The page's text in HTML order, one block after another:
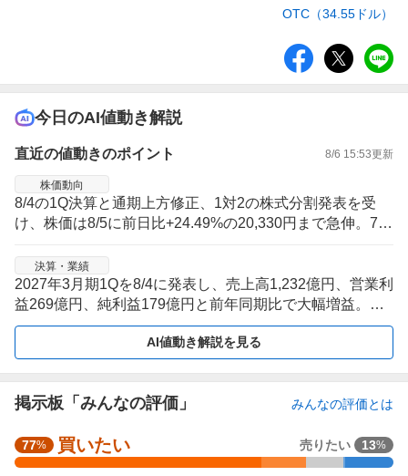
OTC（34.55ドル）
ア
今日のAI値動き解説
直近の値動きのポイント 8/6 15:53更新
株価動向
8/4の1Q決算と通期上方修正、1対2の株式分割発表を受
け、株価は8/5に前日比+24.49%の20,330円まで急伸。7/2
が大きく拡大した。
決算・業績
2027年3月期1Qを8/4に発表し、売上高1,232億円、営業利
益269億円、純利益179億円と前年同期比で大幅増益。生
成AI向けICパッケージ基板需要や生産安定化、円安効果が
AI値動き解説を見る
掲示板「みんなの評価」 みんなの評価とは
強
く
77% 買いたい 売りたい 13%